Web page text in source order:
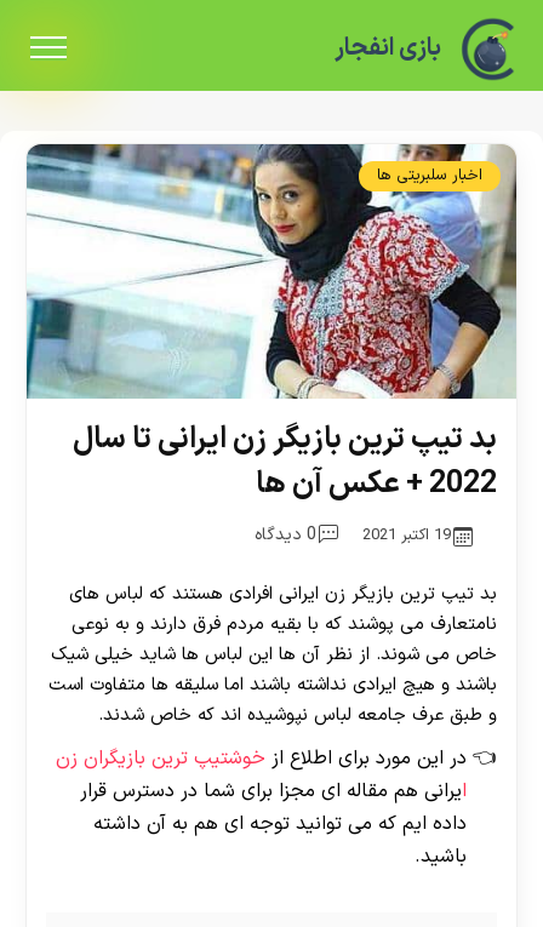
بازی انفجار
اخبار سلبریتی ها
بد تیپ ترین بازیگر زن ایرانی تا سال
2022 + عکس آن ها
19 اکتبر 2021 0 دیدگاه
بد تیپ ترین بازیگر زن ایرانی افرادی هستند که لباس های
نامتعارف می پوشند که با بقیه مردم فرق دارند و به نوعی
خاص می شوند. از نظر آن ها این لباس ها شاید خیلی شیک
باشند و هیچ ایرادی نداشته باشند اما سلیقه ها متفاوت است
و طبق عرف جامعه لباس نپوشیده اند که خاص شدند.
در این مورد برای اطلاع از خوشتیپ ترین بازیگران زن
ایرانی هم مقاله ای مجزا برای شما در دسترس قرار
داده ایم که می توانید توجه ای هم به آن داشته
باشید.